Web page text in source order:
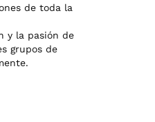
de toda la
y la pasión de
grupos de